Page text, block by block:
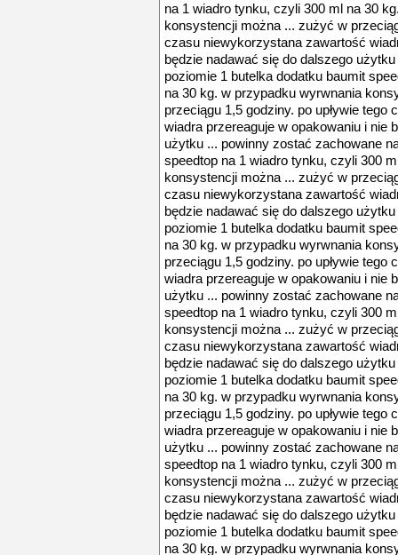
na 1 wiadro tynku, czyli 300 ml na 30
konsystencji można ... zużyć w
czasu niewykorzystana zawartość
będzie nadawać się do dalszego
poziomie 1 butelka dodatku baumit
na 30 kg. w przypadku wyrwnania
przeciągu 1,5 godziny. po upływie
wiadra przereaguje w opakowaniu i nie
użytku ... powinny zostać zachowane
speedtop na 1 wiadro tynku, czyli 300
konsystencji można ... zużyć w
czasu niewykorzystana zawartość
będzie nadawać się do dalszego
poziomie 1 butelka dodatku baumit
na 30 kg. w przypadku wyrwnania
przeciągu 1,5 godziny. po upływie
wiadra przereaguje w opakowaniu i nie
użytku ... powinny zostać zachowane
speedtop na 1 wiadro tynku, czyli 300
konsystencji można ... zużyć w
czasu niewykorzystana zawartość
będzie nadawać się do dalszego
poziomie 1 butelka dodatku baumit
na 30 kg. w przypadku wyrwnania
przeciągu 1,5 godziny. po upływie
wiadra przereaguje w opakowaniu i nie
użytku ... powinny zostać zachowane
speedtop na 1 wiadro tynku, czyli 300
konsystencji można ... zużyć w
czasu niewykorzystana zawartość
będzie nadawać się do dalszego
poziomie 1 butelka dodatku baumit
na 30 kg. w przypadku wyrwnania